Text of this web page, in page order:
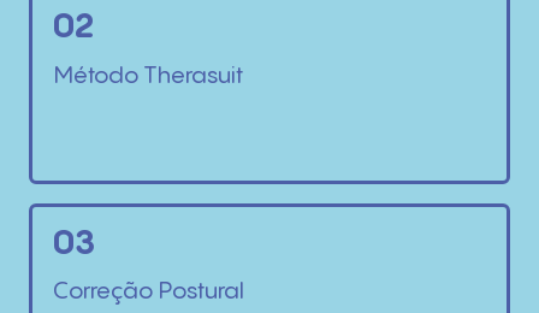
02
Método Therasuit
03
Correção Postural